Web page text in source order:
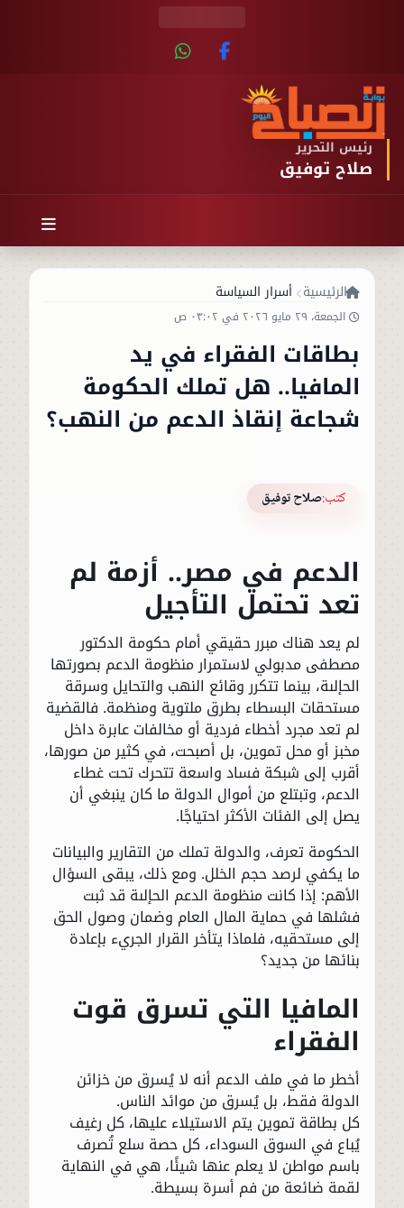
رئيس التحرير
صلاح توفيق
الرئيسية أسرار السياسة
الجمعة، ٢٩ مايو ٢٠٢٦ في ٠٣:٠٢ ص
بطاقات الفقراء في يد
المافيا.. هل تملك الحكومة
شجاعة إنقاذ الدعم من النهب؟
كتب:صلاح توفيق
الدعم في مصر.. أزمة لم
تعد تحتمل التأجيل
لم يعد هناك مبرر حقيقي أمام حكومة الدكتور
مصطفى مدبولي لاستمرار منظومة الدعم بصورتها
الحإلىة، بينما تتكرر وقائع النهب والتحايل وسرقة
مستحقات البسطاء بطرق ملتوية ومنظمة. فالقضية
لم تعد مجرد أخطاء فردية أو مخالفات عابرة داخل
مخبز أو محل تموين، بل أصبحت، في كثير من صورها،
أقرب إلى شبكة فساد واسعة تتحرك تحت غطاء
الدعم، وتبتلع من أموال الدولة ما كان ينبغي أن
يصل إلى الفئات الأكثر احتياجًا.
الحكومة تعرف، والدولة تملك من التقارير والبيانات
ما يكفي لرصد حجم الخلل. ومع ذلك، يبقى السؤال
الأهم: إذا كانت منظومة الدعم الحإلىة قد ثبت
فشلها في حماية المال العام وضمان وصول الحق
إلى مستحقيه، فلماذا يتأخر القرار الجريء بإعادة
بنائها من جديد؟
المافيا التي تسرق قوت
الفقراء
أخطر ما في ملف الدعم أنه لا يُسرق من خزائن
الدولة فقط، بل يُسرق من موائد الناس.
كل بطاقة تموين يتم الاستيلاء عليها، كل رغيف
يُباع في السوق السوداء، كل حصة سلع تُصرف
باسم مواطن لا يعلم عنها شيئًا، هي في النهاية
لقمة ضائعة من فم أسرة بسيطة.